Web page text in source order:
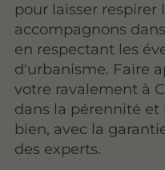
pour laisser respirer
accompagnons
en respectant les
d'urbanisme. Faire
votre ravalement à
dans la pérennité et
bien, avec la
des experts.